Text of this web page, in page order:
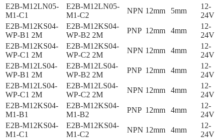
E2B-M12LN05-
M1-C1
E2B-M12LN05-
M1-C2
NPN 12mm 5mm
12-
24V
E2B-M12KS04-
WP-B1 2M
E2B-M12KS04-
WP-B2 2M
PNP 12mm 4mm
12-
24V
E2B-M12KS04-
WP-C1 2M
E2B-M12KS04-
WP-C2 2M
NPN 12mm 4mm
12-
24V
E2B-M12LS04-
WP-B1 2M
E2B-M12LS04-
WP-B2 2M
PNP 12mm 4mm
12-
24V
E2B-M12LS04-
WP-C1 2M
E2B-M12LS04-
WP-C2 2M
NPN 12mm 4mm
12-
24V
E2B-M12KS04-
M1-B1
E2B-M12KS04-
M1-B2
PNP 12mm 4mm
12-
24V
E2B-M12KS04-
M1-C1
E2B-M12KS04-
M1-C2
NPN 12mm 4mm
12-
24V